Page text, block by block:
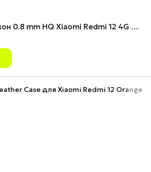
Чохол WXD Силікон 0.8 mm HQ Xiaomi Redmi 12 4G Прозорий